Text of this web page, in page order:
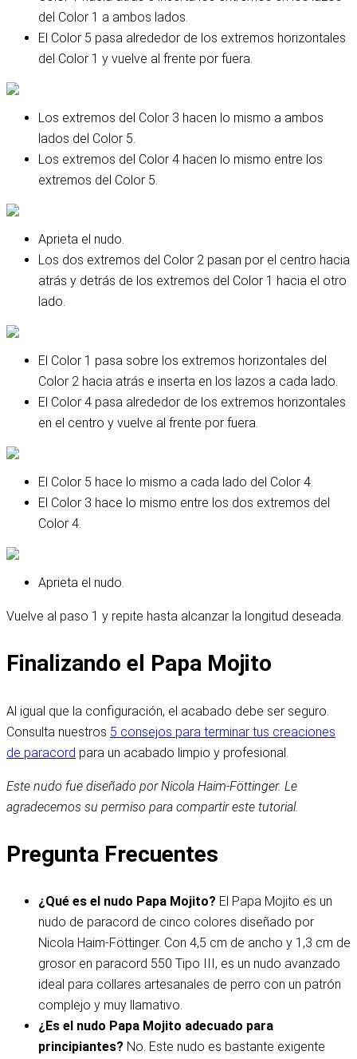
del Color 1 a ambos lados.
El Color 5 pasa alrededor de los extremos horizontales
del Color 1 y vuelve al frente por fuera.
Los extremos del Color 3 hacen lo mismo a ambos
lados del Color 5.
Los extremos del Color 4 hacen lo mismo entre los
extremos del Color 5.
Aprieta el nudo.
Los dos extremos del Color 2 pasan por el centro hacia
atrás y detrás de los extremos del Color 1 hacia el otro
lado.
El Color 1 pasa sobre los extremos horizontales del
Color 2 hacia atrás e inserta en los lazos a cada lado.
El Color 4 pasa alrededor de los extremos horizontales
en el centro y vuelve al frente por fuera.
El Color 5 hace lo mismo a cada lado del Color 4.
El Color 3 hace lo mismo entre los dos extremos del
Color 4.
Aprieta el nudo.
Vuelve al paso 1 y repite hasta alcanzar la longitud deseada.
Finalizando el Papa Mojito
Al igual que la configuración, el acabado debe ser seguro.
Consulta nuestros 5 consejos para terminar tus creaciones
de paracord para un acabado limpio y profesional.
Este nudo fue diseñado por Nicola Haim-Föttinger. Le
agradecemos su permiso para compartir este tutorial.
Pregunta Frecuentes
¿Qué es el nudo Papa Mojito? El Papa Mojito es un
nudo de paracord de cinco colores diseñado por
Nicola Haim-Föttinger. Con 4,5 cm de ancho y 1,3 cm de
grosor en paracord 550 Tipo III, es un nudo avanzado
ideal para collares artesanales de perro con un patrón
complejo y muy llamativo.
¿Es el nudo Papa Mojito adecuado para
principiantes? No. Este nudo es bastante exigente